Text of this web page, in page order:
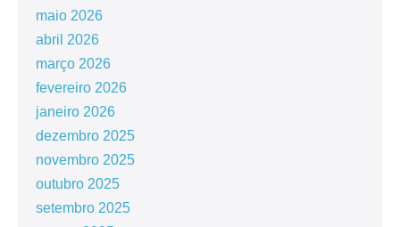
maio 2026
abril 2026
março 2026
fevereiro 2026
janeiro 2026
dezembro 2025
novembro 2025
outubro 2025
setembro 2025